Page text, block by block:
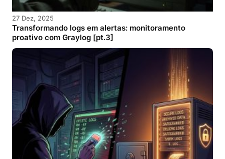
27 Dez, 2025
Transformando logs em alertas: monitoramento
proativo com Graylog [pt.3]